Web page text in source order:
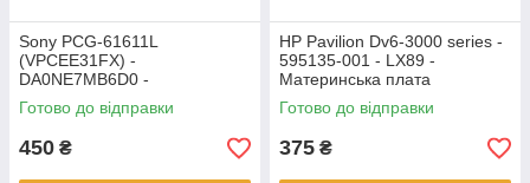
Sony PCG-61611L
(VPCEE31FX) -
DA0NE7MB6D0 -
Материнська плата
Готово до відправки
450 ₴
HP Pavilion Dv6-3000 series -
595135-001 - LX89 -
Материнська плата
Готово до відправки
375 ₴